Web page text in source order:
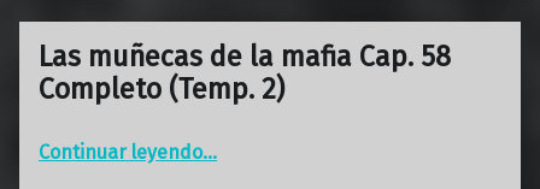
Las muñecas de la mafia Cap. 58
Completo (Temp. 2)
Continuar leyendo“Las muñecas de la mafia Cap. 58 Completo (Temp. 2)”
…